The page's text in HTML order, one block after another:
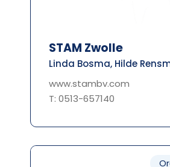
STAM Zwolle
Linda Bosma, Hilde
www.stambv.com
T: 0513-657140